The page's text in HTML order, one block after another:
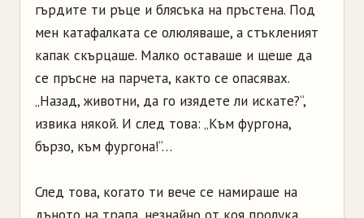
гърдите ти ръце и блясъка на пръстена. Под
мен катафалката се олюляваше, а стъкленият
капак скърцаше. Малко оставаше и щеше да
се пръсне на парчета, както се опасявах.
„Назад, животни, да го изядете ли искате?“,
извика някой. И след това: „Към фургона,
бързо, към фургона!“…
След това, когато ти вече се намираше на